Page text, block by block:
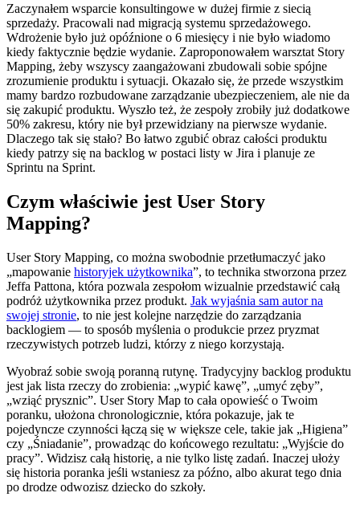
Zaczynałem wsparcie konsultingowe w dużej firmie z siecią
sprzedaży. Pracowali nad migracją systemu sprzedażowego.
Wdrożenie było już opóźnione o 6 miesięcy i nie było wiadomo
kiedy faktycznie będzie wydanie. Zaproponowałem warsztat Story
Mapping, żeby wszyscy zaangażowani zbudowali sobie spójne
zrozumienie produktu i sytuacji. Okazało się, że przede wszystkim
mamy bardzo rozbudowane zarządzanie ubezpieczeniem, ale nie da
się zakupić produktu. Wyszło też, że zespoły zrobiły już dodatkowe
50% zakresu, który nie był przewidziany na pierwsze wydanie.
Dlaczego tak się stało? Bo łatwo zgubić obraz całości produktu
kiedy patrzy się na backlog w postaci listy w Jira i planuje ze
Sprintu na Sprint.
Czym właściwie jest User Story
Mapping?
User Story Mapping, co można swobodnie przetłumaczyć jako
„mapowanie historyjek użytkownika”, to technika stworzona przez
Jeffa Pattona, która pozwala zespołom wizualnie przedstawić całą
podróż użytkownika przez produkt. Jak wyjaśnia sam autor na
swojej stronie, to nie jest kolejne narzędzie do zarządzania
backlogiem — to sposób myślenia o produkcie przez pryzmat
rzeczywistych potrzeb ludzi, którzy z niego korzystają.
Wyobraź sobie swoją poranną rutynę. Tradycyjny backlog produktu
jest jak lista rzeczy do zrobienia: „wypić kawę”, „umyć zęby”,
„wziąć prysznic”. User Story Map to cała opowieść o Twoim
poranku, ułożona chronologicznie, która pokazuje, jak te
pojedyncze czynności łączą się w większe cele, takie jak „Higiena”
czy „Śniadanie”, prowadząc do końcowego rezultatu: „Wyjście do
pracy”. Widzisz całą historię, a nie tylko listę zadań. Inaczej ułoży
się historia poranka jeśli wstaniesz za późno, albo akurat tego dnia
po drodze odwozisz dziecko do szkoły.